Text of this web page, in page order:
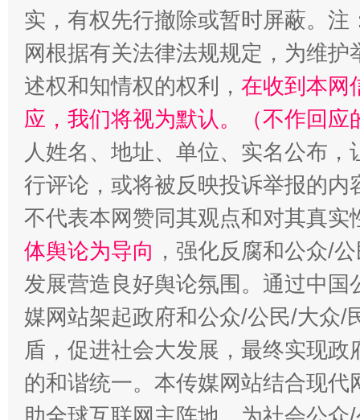
扯下公款旅游的“隐身衣” 如何以
“蜀中异人”王建安的艺术幻境
实，有权先行撤除或暂时屏蔽。
网根据有关法律法规规定，为维
述权和知情权的权利， 在收到本网
应，我们将视为默认。（不作回应
人姓名、地址、单位、实名公布
行评论，或将被反映投诉举报的
不代表本网赞同其观点和对其真实
体舆论为导向 ，强化反腐和公众/
发展营造良好舆论氛围。通过中
媒网站架起政府和公众/公民/大众/
盾，促进社会大发展，最终实现
的和谐统一。本传媒网站结合现